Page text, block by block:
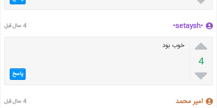
•setaysh• 4 سال قبل

4

خوب بود
پاسخ
امیر محمد 4 سال قبل